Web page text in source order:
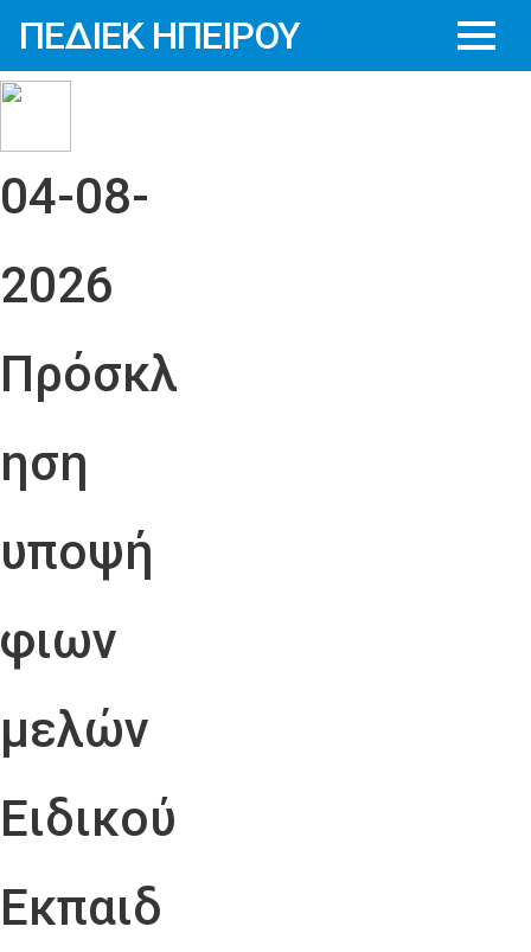
ΠΕΔΙΕΚ ΗΠΕΙΡΟΥ
04-08-
2026
Πρόσκλ
ηση
υποψή
φιων
μελών
Ειδικού
Εκπαιδ